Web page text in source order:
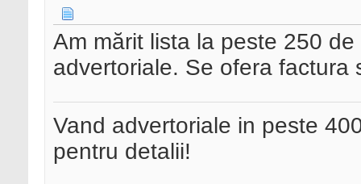
Am mărit lista la peste 250
advertoriale. Se ofera factura
Vand advertoriale in peste
pentru detalii!